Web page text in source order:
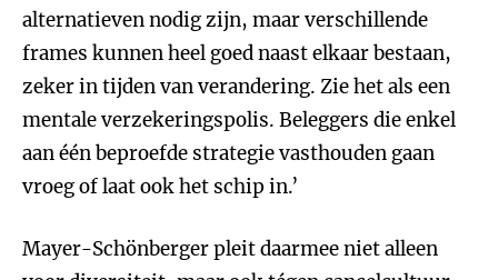
alternatieven nodig zijn, maar verschillende
frames kunnen heel goed naast elkaar bestaan,
zeker in tijden van verandering. Zie het als een
mentale verzekeringspolis. Beleggers die enkel
aan één beproefde strategie vasthouden gaan
vroeg of laat ook het schip in.’
Mayer-Schönberger pleit daarmee niet alleen